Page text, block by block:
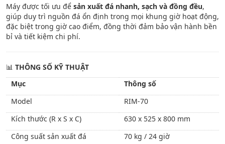
Máy được tối ưu để sản xuất đá nhanh, sạch và đồng đều,
giúp duy trì nguồn đá ổn định trong mọi khung giờ hoạt động,
đặc biệt trong giờ cao điểm, đồng thời đảm bảo vận hành bền
bỉ và tiết kiệm chi phí.
📊 THÔNG SỐ KỸ THUẬT
Mục
Thông số
Model
RIM-70
Kích thước (R x S x C)
630 x 525 x 800 mm
Công suất sản xuất đá
70 kg / 24 giờ